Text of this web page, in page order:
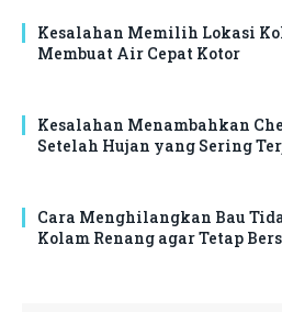
Kesalahan Memilih Lokasi
Membuat Air Cepat Kotor
Kesalahan Menambahkan
Setelah Hujan yang Sering
Cara Menghilangkan Bau
Kolam Renang agar Tetap